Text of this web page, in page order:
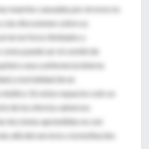
muertes causadas por errores no
las discusiones sobre su
en foros limitados y
como puede ser el comité de
o una conferencia interna
y mortalidad de un
En estos espacios solo se
de los efectos adversos
lecciones aprendidas no son
allá del servicio o la institución.